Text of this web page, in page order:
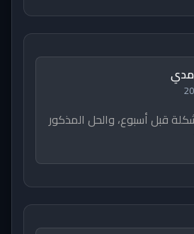
قبل أسبوع، والحل المذكور